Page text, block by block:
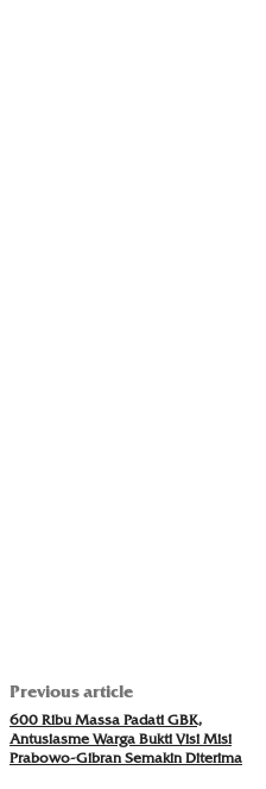
Previous article
600 Ribu Massa Padati GBK,
Antusiasme Warga Bukti Visi Misi
Prabowo-Gibran Semakin Diterima